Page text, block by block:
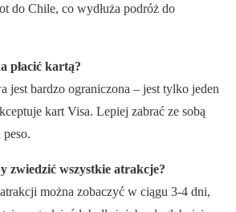
do Chile, co wydłuża podróż do
płacić kartą?
jest bardzo ograniczona – jest tylko jeden
kart Visa. Lepiej zabrać ze sobą
zwiedzić wszystkie atrakcje?
można zobaczyć w ciągu 3-4 dni,